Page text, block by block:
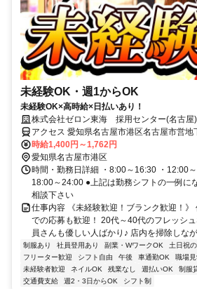
未経験OK・週1からOK
未経験OK×高時給×日払いあり！
株式会社ゼロン東海 採用センター(名古屋)
アクセス 愛知県名古屋市港区名古屋市営地
古屋市営地下鉄名港線/築地口駅
時給1,400円～1,762円
愛知県名古屋市港区
時間・勤務日詳細 ・8:00～16:30 ・12:00
18:00～24:00 ●上記は勤務シフトの一例に
相談下さい
仕事内容 《未経験歓迎！ブランク歓迎！》
での応募も歓迎！ 20代～40代のフレッシ
員さんも優しい人ばかり♪ 店内を掃除しな
制服あり 社員登用あり 副業・WワークOK 土日祝
フリーター歓迎
シフト自由 午後 車通勤OK 職場
未経験者歓迎
ネイルOK 残業なし 週払いOK 制服
交通費支給
週2・3日からOK シフト制